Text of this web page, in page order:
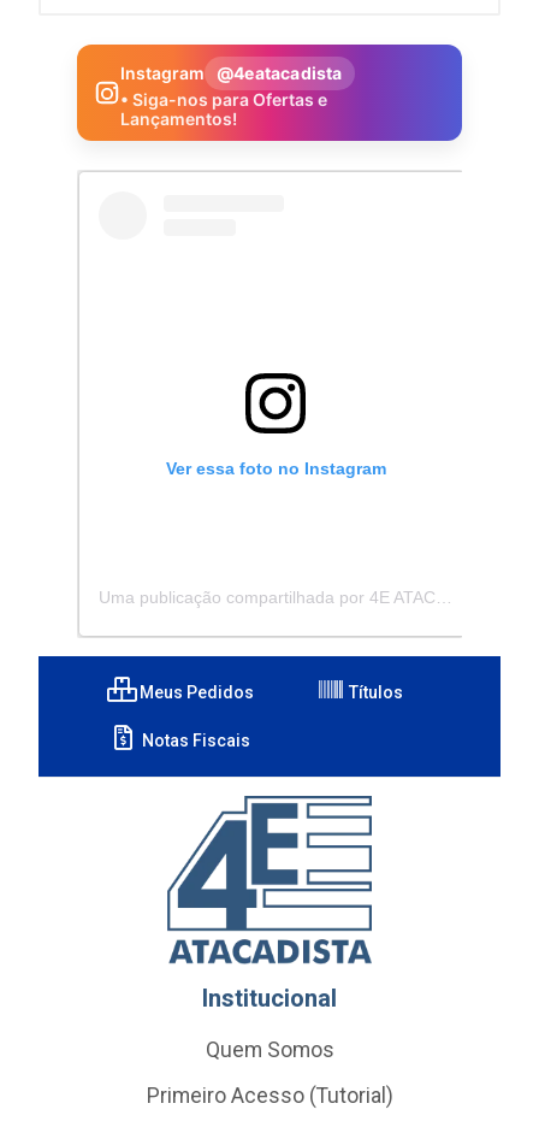
Instagram
@4eatacadista
• Siga-nos para Ofertas e
Lançamentos!
Ver essa foto no Instagram
Meus Pedidos Títulos
Notas Fiscais
Institucional
Quem Somos
Primeiro Acesso (Tutorial)